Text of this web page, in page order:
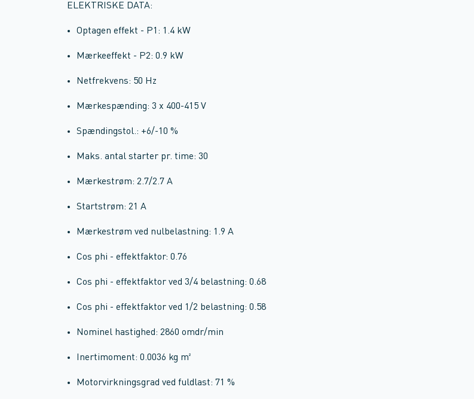
ELEKTRISKE DATA:
Optagen effekt - P1: 1.4 kW
Mærkeeffekt - P2: 0.9 kW
Netfrekvens: 50 Hz
Mærkespænding: 3 x 400-415 V
Spændingstol.: +6/-10 %
Maks. antal starter pr. time: 30
Mærkestrøm: 2.7/2.7 A
Startstrøm: 21 A
Mærkestrøm ved nulbelastning: 1.9 A
Cos phi - effektfaktor: 0.76
Cos phi - effektfaktor ved 3/4 belastning: 0.68
Cos phi - effektfaktor ved 1/2 belastning: 0.58
Nominel hastighed: 2860 omdr/min
Inertimoment: 0.0036 kg m²
Motorvirkningsgrad ved fuldlast: 71 %